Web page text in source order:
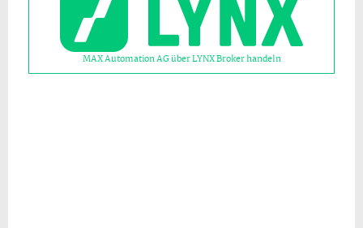
MAX Automation AG über LYNX Broker handeln